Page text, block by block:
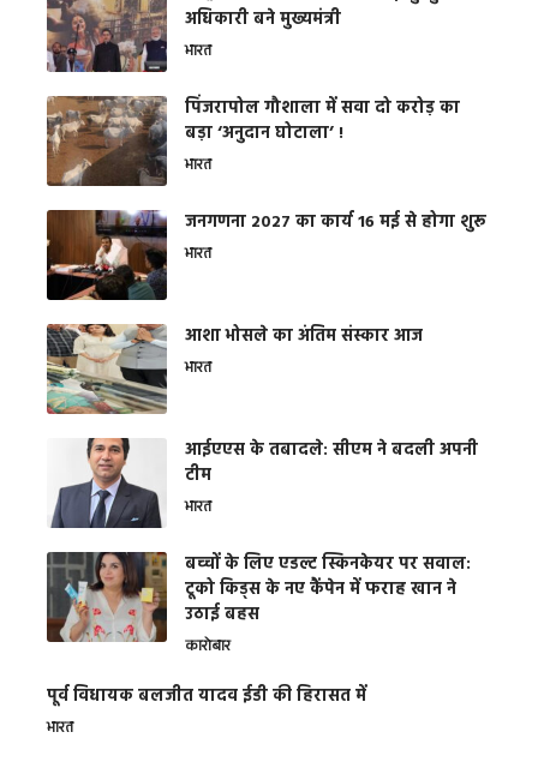
अधिकारी बने मुख्यमंत्री
भारत
​पिंजरापोल गौशाला में सवा दो करोड़ का
बड़ा ‘अनुदान घोटाला’ !
भारत
जनगणना 2027 का कार्य 16 मई से होगा शुरू
भारत
आशा भोसले का अंतिम संस्कार आज
भारत
आईएएस के तबादले: सीएम ने बदली अपनी
टीम
भारत
बच्चों के लिए एडल्ट स्किनकेयर पर सवाल:
टूको किड्स के नए कैंपेन में फराह खान ने
उठाई बहस
कारोबार
पूर्व विधायक बलजीत यादव ईडी की हिरासत में
भारत